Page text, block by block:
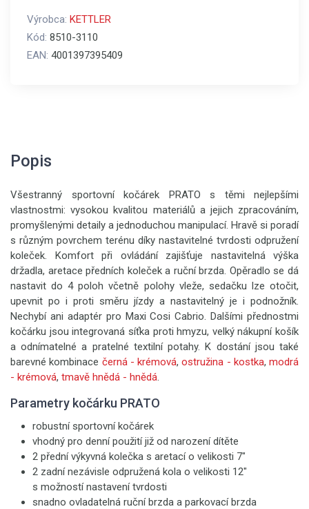
Výrobca: KETTLER
Kód: 8510-3110
EAN: 4001397395409
Popis
Všestranný sportovní kočárek PRATO s těmi nejlepšími
vlastnostmi: vysokou kvalitou materiálů a jejich zpracováním,
promyšlenými detaily a jednoduchou manipulací. Hravě si poradí
s různým povrchem terénu díky nastavitelné tvrdosti odpružení
koleček. Komfort při ovládání zajišťuje nastavitelná výška
držadla, aretace předních koleček a ruční brzda. Opěradlo se dá
nastavit do 4 poloh včetně polohy vleže, sedačku lze otočit,
upevnit po i proti směru jízdy a nastavitelný je i podnožník.
Nechybí ani adaptér pro Maxi Cosi Cabrio. Dalšími přednostmi
kočárku jsou integrovaná síťka proti hmyzu, velký nákupní košík
a odnímatelné a pratelné textilní potahy. K dostání jsou také
barevné kombinace černá - krémová,ostružina - kostka, modrá
- krémová, tmavě hnědá - hnědá.
Parametry kočárku PRATO
robustní sportovní kočárek
vhodný pro denní použití již od narození dítěte
2 přední výkyvná kolečka s aretací o velikosti 7"
2 zadní nezávisle odpružená kola o velikosti 12"
s možností nastavení tvrdosti
snadno ovladatelná ruční brzda a parkovací brzda